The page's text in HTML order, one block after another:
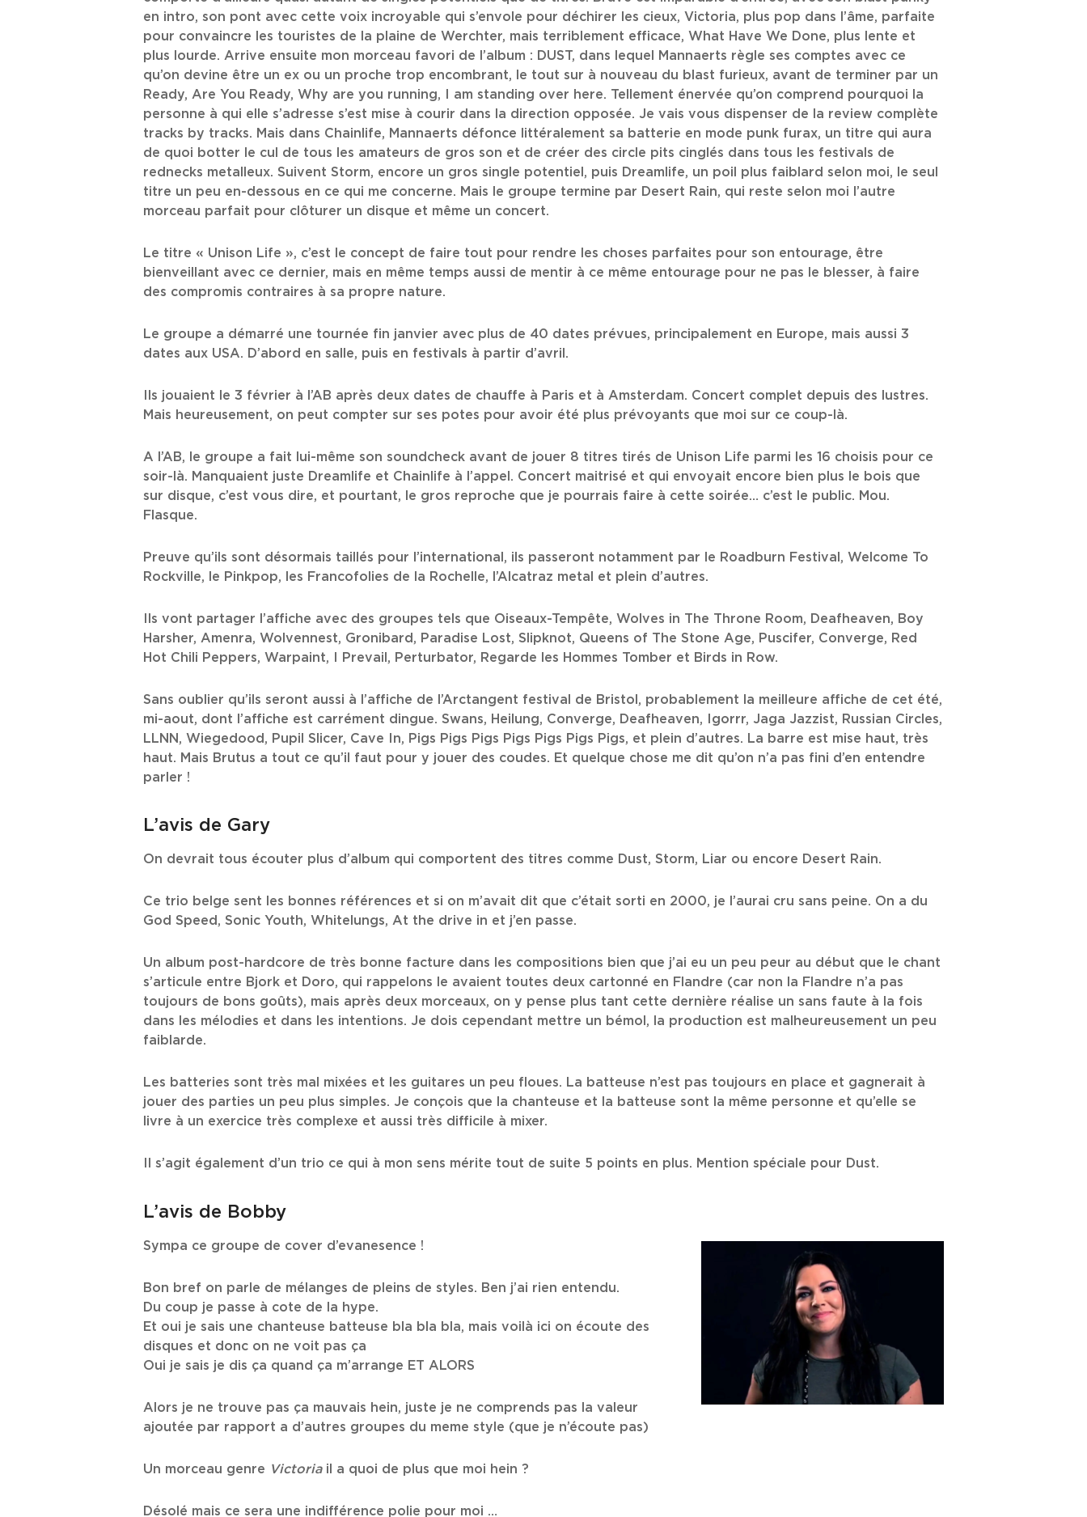
en intro, son pont avec cette voix incroyable qui s’envole pour déchirer les cieux, Victoria, plus pop dans l’âme, parfaite
pour convaincre les touristes de la plaine de Werchter, mais terriblement efficace, What Have We Done, plus lente et
plus lourde. Arrive ensuite mon morceau favori de l’album : DUST, dans lequel Mannaerts règle ses comptes avec ce
qu’on devine être un ex ou un proche trop encombrant, le tout sur à nouveau du blast furieux, avant de terminer par un
Ready, Are You Ready, Why are you running, I am standing over here. Tellement énervée qu’on comprend pourquoi la
personne à qui elle s’adresse s’est mise à courir dans la direction opposée. Je vais vous dispenser de la review complète
tracks by tracks. Mais dans Chainlife, Mannaerts défonce littéralement sa batterie en mode punk furax, un titre qui aura
de quoi botter le cul de tous les amateurs de gros son et de créer des circle pits cinglés dans tous les festivals de
rednecks metalleux. Suivent Storm, encore un gros single potentiel, puis Dreamlife, un poil plus faiblard selon moi, le seul
titre un peu en-dessous en ce qui me concerne. Mais le groupe termine par Desert Rain, qui reste selon moi l’autre
morceau parfait pour clôturer un disque et même un concert.
Le titre « Unison Life », c’est le concept de faire tout pour rendre les choses parfaites pour son entourage, être
bienveillant avec ce dernier, mais en même temps aussi de mentir à ce même entourage pour ne pas le blesser, à faire
des compromis contraires à sa propre nature.
Le groupe a démarré une tournée fin janvier avec plus de 40 dates prévues, principalement en Europe, mais aussi 3
dates aux USA. D’abord en salle, puis en festivals à partir d’avril.
Ils jouaient le 3 février à l’AB après deux dates de chauffe à Paris et à Amsterdam. Concert complet depuis des lustres.
Mais heureusement, on peut compter sur ses potes pour avoir été plus prévoyants que moi sur ce coup-là.
A l’AB, le groupe a fait lui-même son soundcheck avant de jouer 8 titres tirés de Unison Life parmi les 16 choisis pour ce
soir-là. Manquaient juste Dreamlife et Chainlife à l’appel. Concert maitrisé et qui envoyait encore bien plus le bois que
sur disque, c’est vous dire, et pourtant, le gros reproche que je pourrais faire à cette soirée… c’est le public. Mou.
Flasque.
Preuve qu’ils sont désormais taillés pour l’international, ils passeront notamment par le Roadburn Festival, Welcome To
Rockville, le Pinkpop, les Francofolies de la Rochelle, l’Alcatraz metal et plein d’autres.
Ils vont partager l’affiche avec des groupes tels que Oiseaux-Tempête, Wolves in The Throne Room, Deafheaven, Boy
Harsher, Amenra, Wolvennest, Gronibard, Paradise Lost, Slipknot, Queens of The Stone Age, Puscifer, Converge, Red
Hot Chili Peppers, Warpaint, I Prevail, Perturbator, Regarde les Hommes Tomber et Birds in Row.
Sans oublier qu’ils seront aussi à l’affiche de l’Arctangent festival de Bristol, probablement la meilleure affiche de cet été,
mi-aout, dont l’affiche est carrément dingue. Swans, Heilung, Converge, Deafheaven, Igorrr, Jaga Jazzist, Russian Circles,
LLNN, Wiegedood, Pupil Slicer, Cave In, Pigs Pigs Pigs Pigs Pigs Pigs Pigs, et plein d’autres. La barre est mise haut, très
haut. Mais Brutus a tout ce qu’il faut pour y jouer des coudes. Et quelque chose me dit qu’on n’a pas fini d’en entendre
parler !
L’avis de Gary
On devrait tous écouter plus d’album qui comportent des titres comme Dust, Storm, Liar ou encore Desert Rain.
Ce trio belge sent les bonnes références et si on m’avait dit que c’était sorti en 2000, je l’aurai cru sans peine. On a du
God Speed, Sonic Youth, Whitelungs, At the drive in et j’en passe.
Un album post-hardcore de très bonne facture dans les compositions bien que j’ai eu un peu peur au début que le chant
s’articule entre Bjork et Doro, qui rappelons le avaient toutes deux cartonné en Flandre (car non la Flandre n’a pas
toujours de bons goûts), mais après deux morceaux, on y pense plus tant cette dernière réalise un sans faute à la fois
dans les mélodies et dans les intentions. Je dois cependant mettre un bémol, la production est malheureusement un peu
faiblarde.
Les batteries sont très mal mixées et les guitares un peu floues. La batteuse n’est pas toujours en place et gagnerait à
jouer des parties un peu plus simples. Je conçois que la chanteuse et la batteuse sont la même personne et qu’elle se
livre à un exercice très complexe et aussi très difficile à mixer.
Il s’agit également d’un trio ce qui à mon sens mérite tout de suite 5 points en plus. Mention spéciale pour Dust.
L’avis de Bobby
Sympa ce groupe de cover d’evanesence !
Bon bref on parle de mélanges de pleins de styles. Ben j’ai rien entendu.
Du coup je passe à cote de la hype.
Et oui je sais une chanteuse batteuse bla bla bla, mais voilà ici on écoute des
disques et donc on ne voit pas ça
Oui je sais je dis ça quand ça m’arrange ET ALORS
Alors je ne trouve pas ça mauvais hein, juste je ne comprends pas la valeur
ajoutée par rapport a d’autres groupes du meme style (que je n’écoute pas)
Un morceau genre Victoriail a quoi de plus que moi hein ?
Désolé mais ce sera une indifférence polie pour moi …